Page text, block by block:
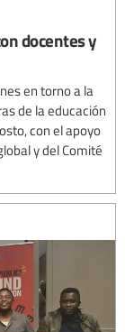
docentes y
en torno a la
de la educación
con el apoyo
y del Comité